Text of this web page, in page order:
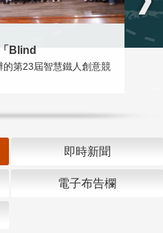
Blind
第23屆智慧鐵人創意競
即時新聞
電子布告欄